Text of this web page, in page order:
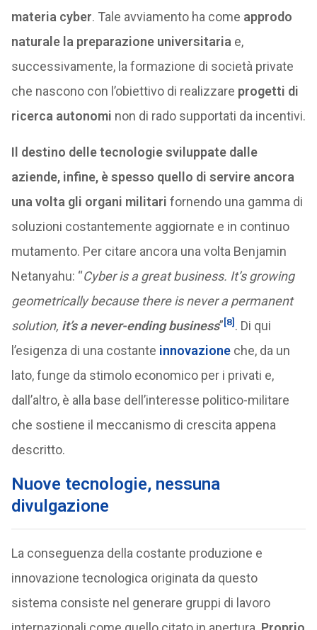
materia cyber. Tale avviamento ha come approdo
naturale la preparazione universitaria e,
successivamente, la formazione di società private
che nascono con l’obiettivo di realizzare progetti di
ricerca autonomi non di rado supportati da incentivi.
Il destino delle tecnologie sviluppate dalle
aziende, infine, è spesso quello di servire ancora
una volta gli organi militari fornendo una gamma di
soluzioni costantemente aggiornate e in continuo
mutamento. Per citare ancora una volta Benjamin
Netanyahu: “Cyber is a great business. It’s growing
geometrically because there is never a permanent
solution, it’s a never-ending business”[8] . Di qui
l’esigenza di una costante innovazioneche, da un
lato, funge da stimolo economico per i privati e,
dall’altro, è alla base dell’interesse politico-militare
che sostiene il meccanismo di crescita appena
descritto.
Nuove tecnologie, nessuna
divulgazione
La conseguenza della costante produzione e
innovazione tecnologica originata da questo
sistema consiste nel generare gruppi di lavoro